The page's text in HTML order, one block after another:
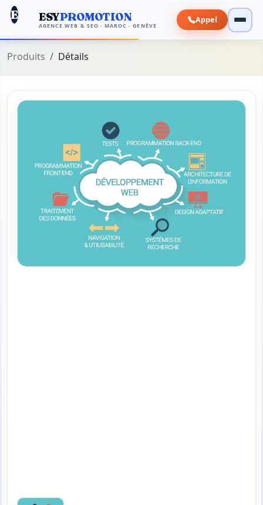
E ESYPROMOTION
AGENCE WEB & SEO · MAROC · GENÈVE
Appel
Produits Détails